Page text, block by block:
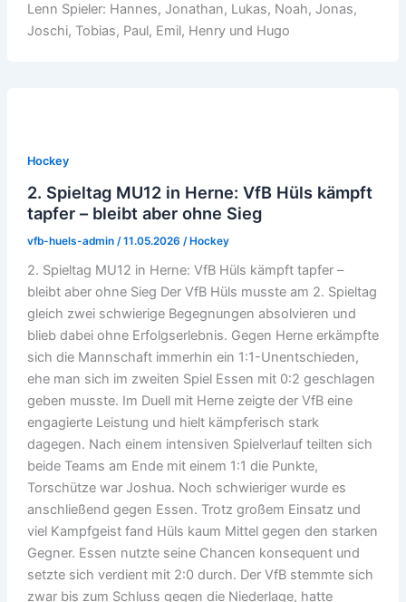
Lenn Spieler: Hannes, Jonathan, Lukas, Noah, Jonas,
Joschi, Tobias, Paul, Emil, Henry und Hugo
Hockey
2. Spieltag MU12 in Herne: VfB Hüls kämpft
tapfer – bleibt aber ohne Sieg
vfb-huels-admin /11.05.2026 /Hockey
2. Spieltag MU12 in Herne: VfB Hüls kämpft tapfer –
bleibt aber ohne Sieg Der VfB Hüls musste am 2. Spieltag
gleich zwei schwierige Begegnungen absolvieren und
blieb dabei ohne Erfolgserlebnis. Gegen Herne erkämpfte
sich die Mannschaft immerhin ein 1:1-Unentschieden,
ehe man sich im zweiten Spiel Essen mit 0:2 geschlagen
geben musste. Im Duell mit Herne zeigte der VfB eine
engagierte Leistung und hielt kämpferisch stark
dagegen. Nach einem intensiven Spielverlauf teilten sich
beide Teams am Ende mit einem 1:1 die Punkte,
Torschütze war Joshua. Noch schwieriger wurde es
anschließend gegen Essen. Trotz großem Einsatz und
viel Kampfgeist fand Hüls kaum Mittel gegen den starken
Gegner. Essen nutzte seine Chancen konsequent und
setzte sich verdient mit 2:0 durch. Der VfB stemmte sich
zwar bis zum Schluss gegen die Niederlage, hatte